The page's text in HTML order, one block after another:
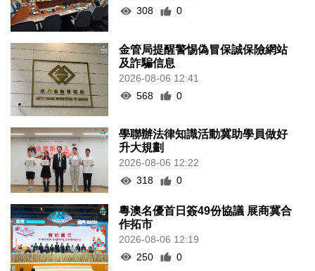
308
0
金管局提醒警惕偽冒保誠保險網站
及詐騙信息
2026-08-06 12:41
568
0
學聯辦法律知識活動冀助學員做好
升大規劃
2026-08-06 12:22
318
0
粵澳名優首日簽49份協議 展商冀合
作拓市
2026-08-06 12:19
250
0